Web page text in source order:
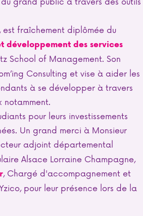
est fraîchement diplômée du
développement des services
School of Management. Son
Consulting et vise à aider les
à se développer à travers
notamment.
pour leurs investissements
Un grand merci à Monsieur
adjoint départemental
Alsace Lorraine Champagne,
, Chargé d'accompagnement et
pour leur présence lors de la